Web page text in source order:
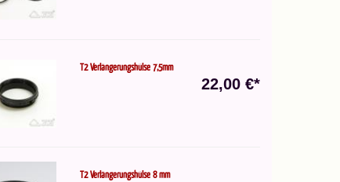
T2 Verlängerungshülse 7,5mm
22,00 €*
T2 Verlängerungshülse 8 mm